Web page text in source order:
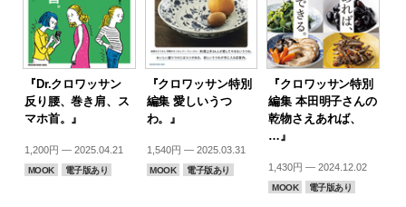
『Dr.クロワッサン
反り腰、巻き肩、ス
マホ首。』
1,200円 — 2025.04.21
MOOK 電子版あり
『クロワッサン特別
編集 愛しいうつ
わ。』
1,540円 — 2025.03.31
MOOK 電子版あり
『クロワッサン特別
編集 本田明子さんの
乾物さえあれば、
…』
1,430円 — 2024.12.02
MOOK 電子版あり